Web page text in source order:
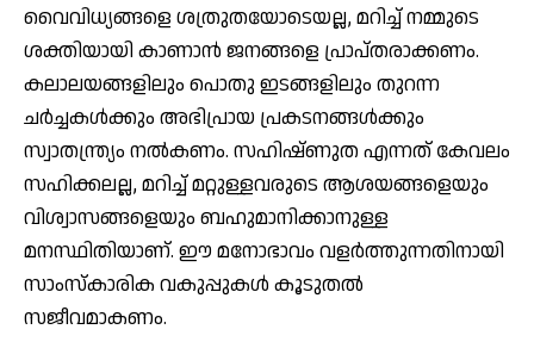
വൈവിധ്യങ്ങളെ ശത്രുതയോടെയല്ല, മറിച്ച് നമ്മുടെ
ശക്തിയായി കാണാൻ ജനങ്ങളെ പ്രാപ്തരാക്കണം.
കലാലയങ്ങളിലും പൊതു ഇടങ്ങളിലും തുറന്ന
ചർച്ചകൾക്കും അഭിപ്രായ പ്രകടനങ്ങൾക്കും
സ്വാതന്ത്ര്യം നൽകണം. സഹിഷ്ണുത എന്നത് കേവലം
സഹിക്കലല്ല, മറിച്ച് മറ്റുള്ളവരുടെ ആശയങ്ങളെയും
വിശ്വാസങ്ങളെയും ബഹുമാനിക്കാനുള്ള
മനസ്ഥിതിയാണ്. ഈ മനോഭാവം വളർത്തുന്നതിനായി
സാംസ്‌കാരിക വകുപ്പുകൾ കൂടുതൽ
സജീവമാകണം.